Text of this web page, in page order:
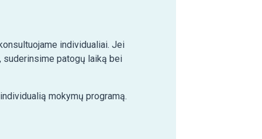
individualiai. Jei
patogų laiką bei
mokymų programą.